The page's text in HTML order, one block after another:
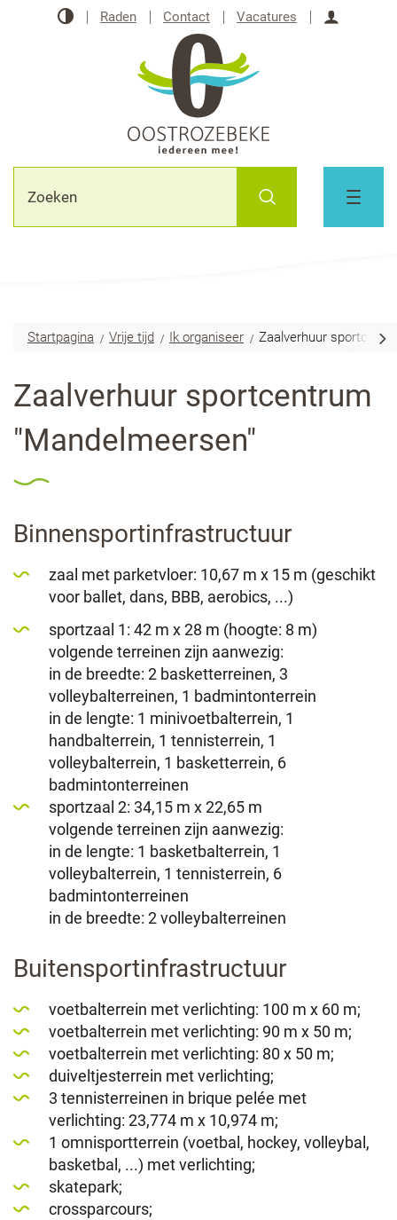
Naar
inhoud
Hoog
Raden Contact
Vacatures
kunnen
MENU
Startpagina Vrije tijd Ik organiseer Zaalverhuur
Zaalverhuur sportcentrum
"Mandelmeersen"
Binnensportinfrastructuur
zaal met parketvloer: 10,67 m x 15 m (geschikt
voor ballet, dans, BBB, aerobics, ...)
sportzaal 1: 42 m x 28 m (hoogte: 8 m)
volgende terreinen zijn aanwezig:
in de breedte: 2 basketterreinen, 3
volleybalterreinen, 1 badmintonterrein
in de lengte: 1 minivoetbalterrein, 1
handbalterrein, 1 tennisterrein, 1
volleybalterrein, 1 basketterrein, 6
badmintonterreinen
sportzaal 2: 34,15 m x 22,65 m
volgende terreinen zijn aanwezig:
in de lengte: 1 basketbalterrein, 1
volleybalterrein, 1 tennisterrein, 6
badmintonterreinen
in de breedte: 2 volleybalterreinen
Buitensportinfrastructuur
voetbalterrein met verlichting: 100 m x 60 m;
voetbalterrein met verlichting: 90 m x 50 m;
voetbalterrein met verlichting: 80 x 50 m;
duiveltjesterrein met verlichting;
3 tennisterreinen in brique pelée met
verlichting: 23,774 m x 10,974 m;
1 omnisportterrein (voetbal, hockey, volleybal,
basketbal, ...) met verlichting;
skatepark;
crossparcours;